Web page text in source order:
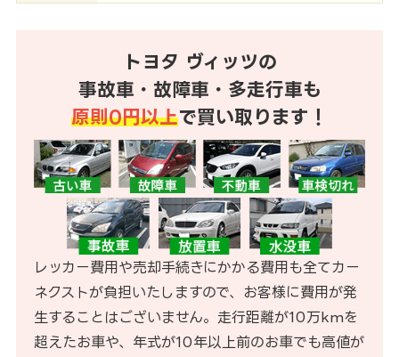
トヨタ ヴィッツの
事故車・故障車・多走行車も
原則0円以上で買い取ります！
レッカー費用や売却手続きにかかる費用も全てカー
ネクストが負担いたしますので、お客様に費用が発
生することはございません。走行距離が10万kmを
超えたお車や、年式が10年以上前のお車でも高値が